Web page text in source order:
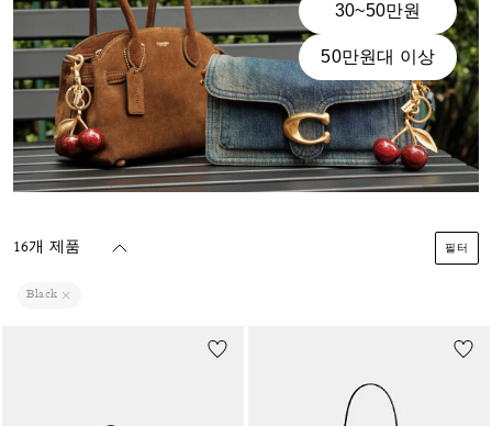
30~50만원
50만원대 이상
16개 제품 필터
Black